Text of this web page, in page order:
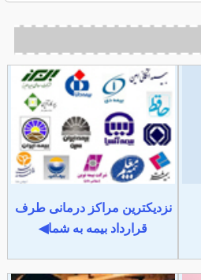
نزدیکترین مراکز درمانی طرف
قرارداد بیمه به شما◀